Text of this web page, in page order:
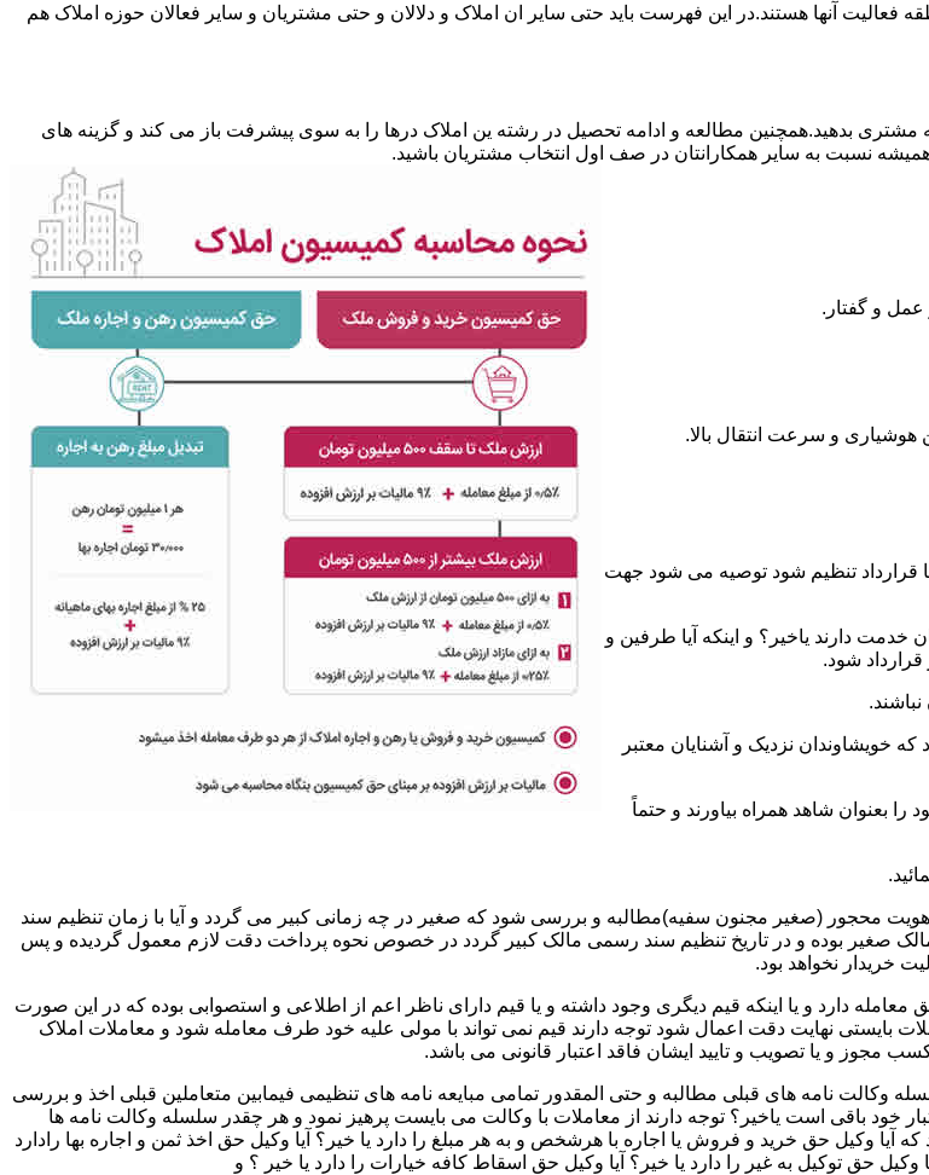
فعالیت آنها هستند.در این فهرست باید حتی سایر ان املاک و دلالان و حتی مشتریان و سایر فعالان حوزه املاک هم
بدهید.همچنین مطالعه و ادامه تحصیل در رشته ین املاک درها را به سوی پیشرفت باز می کند و گزینه های
نسبت به سایر همکارانتان در صف اول انتخاب مشتریان باشید.
قرارداد تنظیم شود توصیه می شود جهت
دارند یاخیر؟ و اینکه آیا طرفین و
شود.
خویشاوندان نزدیک و آشنایان معتبر
بعنوان شاهد همراه بیاورند و حتماً
محجور (صغیر مجنون سفیه)مطالبه و بررسی شود که صغیر در چه زمانی کبیر می گردد و آیا با زمان تنظیم سند
صغیر بوده و در تاریخ تنظیم سند رسمی مالک کبیر گردد در خصوص نحوه پرداخت دقت لازم معمول گردیده و پس
خریدار نخواهد بود.
دارد و یا اینکه قیم دیگری وجود داشته و یا قیم دارای ناظر اعم از اطلاعی و استصوابی بوده که در این صورت
بایستی نهایت دقت اعمال شود توجه دارند قیم نمی تواند با مولی علیه خود طرف معامله شود و معاملات املاک
مجوز و یا تصویب و تایید ایشان فاقد اعتبار قانونی می باشد.
نامه های قبلی مطالبه و حتی المقدور تمامی مبایعه نامه های تنظیمی فیمابین متعاملین قبلی اخذ و بررسی
خود باقی است یاخیر؟ توجه دارند از معاملات با وکالت می بایست پرهیز نمود و هر چقدر سلسله وکالت نامه ها
وکیل حق خرید و فروش یا اجاره با هرشخص و به هر مبلغ را دارد یا خیر؟ آیا وکیل حق اخذ ثمن و اجاره بها رادارد
حق توکیل به غیر را دارد یا خیر؟ آیا وکیل حق اسقاط کافه خیارات را دارد یا خیر ؟ و